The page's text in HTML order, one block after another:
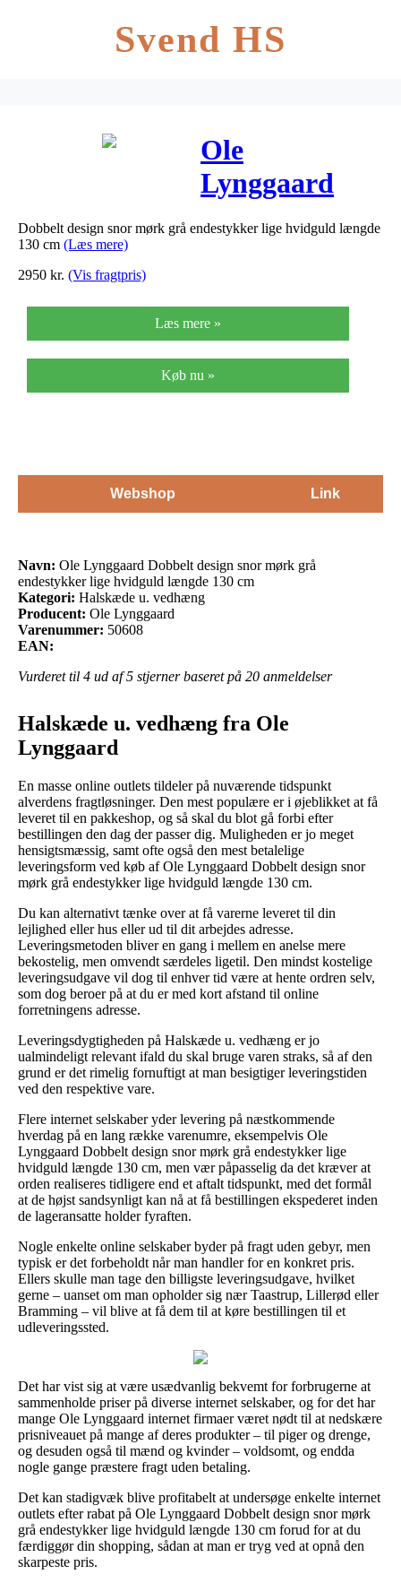
Svend HS
Ole
Lynggaard
Dobbelt design
lige hvidguld
længde 130 cm
Dobbelt design snor mørk grå endestykker lige hvidguld længde
130 cm (Læs mere)
2950 kr. (Vis fragtpris)
Læs mere »
Køb nu »
Webshop Link
Navn: Ole Lynggaard Dobbelt design snor mørk grå
endestykker lige hvidguld længde 130 cm
Kategori: Halskæde u. vedhæng
Producent: Ole Lynggaard
Varenummer: 50608
EAN:
Vurderet til 4 ud af 5 stjerner baseret på 20 anmeldelser
Halskæde u. vedhæng fra Ole
Lynggaard
En masse online outlets tildeler på nuværende tidspunkt
alverdens fragtløsninger. Den mest populære er i øjeblikket at få
leveret til en pakkeshop, og så skal du blot gå forbi efter
bestillingen den dag der passer dig. Muligheden er jo meget
hensigtsmæssig, samt ofte også den mest betalelige
leveringsform ved køb af Ole Lynggaard Dobbelt design snor
mørk grå endestykker lige hvidguld længde 130 cm.
Du kan alternativt tænke over at få varerne leveret til din
lejlighed eller hus eller ud til dit arbejdes adresse.
Leveringsmetoden bliver en gang i mellem en anelse mere
bekostelig, men omvendt særdeles ligetil. Den mindst kostelige
leveringsudgave vil dog til enhver tid være at hente ordren selv,
som dog beroer på at du er med kort afstand til online
forretningens adresse.
Leveringsdygtigheden på Halskæde u. vedhæng er jo
ualmindeligt relevant ifald du skal bruge varen straks, så af den
grund er det rimelig fornuftigt at man besigtiger leveringstiden
ved den respektive vare.
Flere internet selskaber yder levering på næstkommende
hverdag på en lang række varenumre, eksempelvis Ole
Lynggaard Dobbelt design snor mørk grå endestykker lige
hvidguld længde 130 cm, men vær påpasselig da det kræver at
orden realiseres tidligere end et aftalt tidspunkt, med det formål
at de højst sandsynligt kan nå at få bestillingen ekspederet inden
de lageransatte holder fyraften.
Nogle enkelte online selskaber byder på fragt uden gebyr, men
typisk er det forbeholdt når man handler for en konkret pris.
Ellers skulle man tage den billigste leveringsudgave, hvilket
gerne – uanset om man opholder sig nær Taastrup, Lillerød eller
Bramming – vil blive at få dem til at køre bestillingen til et
udleveringssted.
Det har vist sig at være usædvanlig bekvemt for forbrugerne at
sammenholde priser på diverse internet selskaber, og for det har
mange Ole Lynggaard internet firmaer været nødt til at nedskære
prisniveauet på mange af deres produkter – til piger og drenge,
og desuden også til mænd og kvinder – voldsomt, og endda
nogle gange præstere fragt uden betaling.
Det kan stadigvæk blive profitabelt at undersøge enkelte internet
outlets efter rabat på Ole Lynggaard Dobbelt design snor mørk
grå endestykker lige hvidguld længde 130 cm forud for at du
færdiggør din shopping, sådan at man er tryg ved at opnå den
skarpeste pris.